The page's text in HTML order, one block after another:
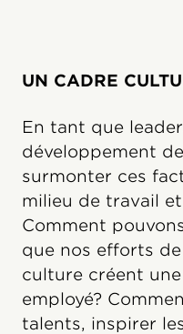
UN CADRE
En tant que
développement
surmonter ces
milieu de travail
Comment
que nos efforts
culture créent
employé?
talents, inspirer